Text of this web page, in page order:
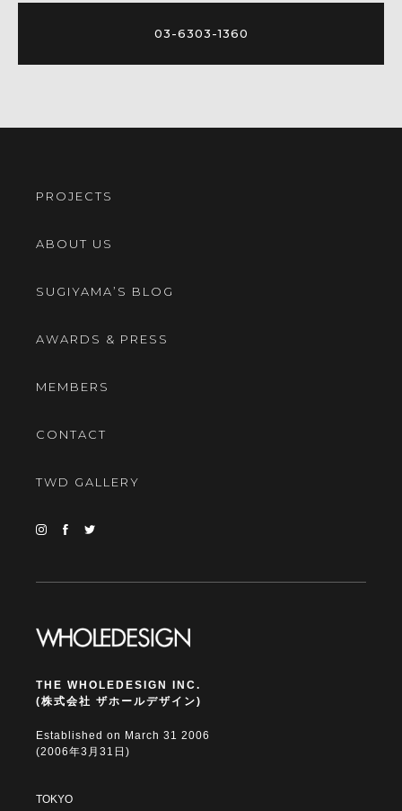
03-6303-1360
PROJECTS
ABOUT US
SUGIYAMA’S BLOG
AWARDS & PRESS
MEMBERS
CONTACT
TWD GALLERY
THE WHOLEDESIGN INC.
(株式会社 ザホールデザイン)
Established on March 31 2006
(2006年3月31日)
TOKYO